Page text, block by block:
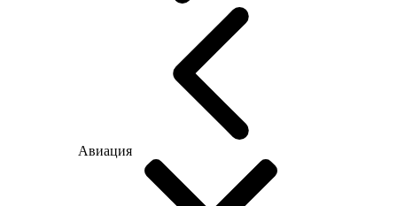
Авиация